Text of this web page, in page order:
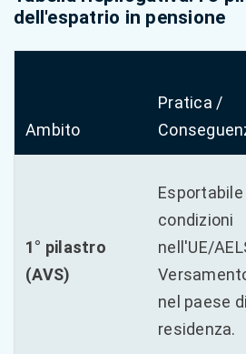
dell'espatrio in pensione
Ambito
Pratica /
1° pilastro
(AVS)
condizioni
nell'UE/
nel paese di
residenza.